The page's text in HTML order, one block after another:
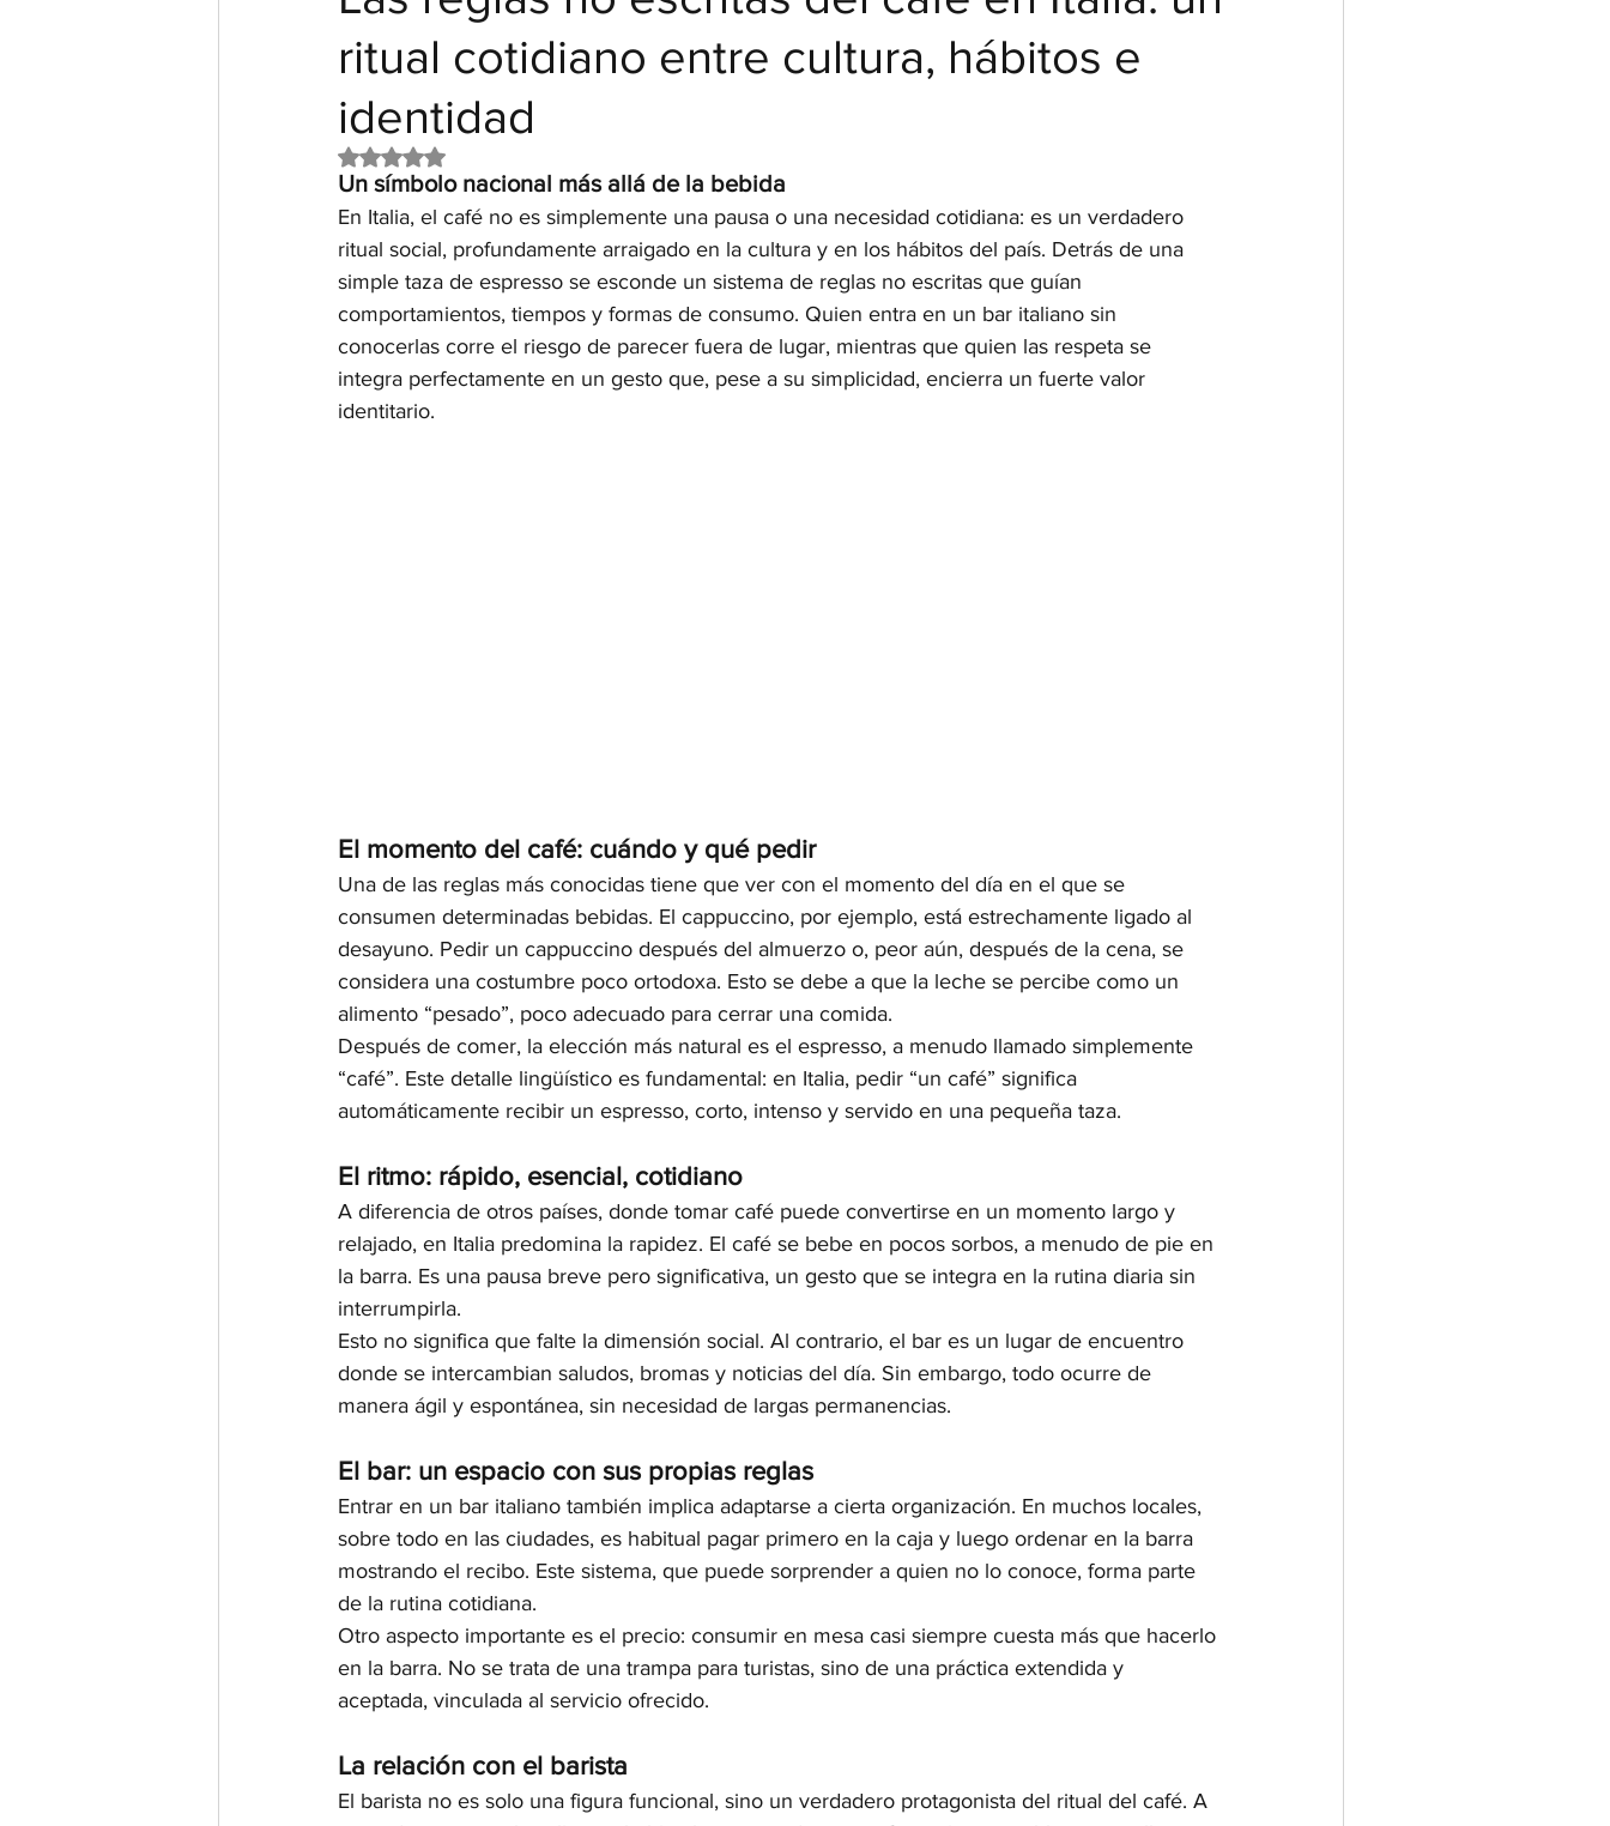
ritual cotidiano entre cultura, hábitos e
identidad
Obtuvo NaN de 5 estrellas.
Un símbolo nacional más allá de la bebida
En Italia, el café no es simplemente una pausa o una necesidad cotidiana: es un verdadero
ritual social, profundamente arraigado en la cultura y en los hábitos del país. Detrás de una
simple taza de espresso se esconde un sistema de reglas no escritas que guían
comportamientos, tiempos y formas de consumo. Quien entra en un bar italiano sin
conocerlas corre el riesgo de parecer fuera de lugar, mientras que quien las respeta se
integra perfectamente en un gesto que, pese a su simplicidad, encierra un fuerte valor
identitario.
El momento del café: cuándo y qué pedir
Una de las reglas más conocidas tiene que ver con el momento del día en el que se
consumen determinadas bebidas. El cappuccino, por ejemplo, está estrechamente ligado al
desayuno. Pedir un cappuccino después del almuerzo o, peor aún, después de la cena, se
considera una costumbre poco ortodoxa. Esto se debe a que la leche se percibe como un
alimento “pesado”, poco adecuado para cerrar una comida.
Después de comer, la elección más natural es el espresso, a menudo llamado simplemente
“café”. Este detalle lingüístico es fundamental: en Italia, pedir “un café” significa
automáticamente recibir un espresso, corto, intenso y servido en una pequeña taza.
El ritmo: rápido, esencial, cotidiano
A diferencia de otros países, donde tomar café puede convertirse en un momento largo y
relajado, en Italia predomina la rapidez. El café se bebe en pocos sorbos, a menudo de pie en
la barra. Es una pausa breve pero significativa, un gesto que se integra en la rutina diaria sin
interrumpirla.
Esto no significa que falte la dimensión social. Al contrario, el bar es un lugar de encuentro
donde se intercambian saludos, bromas y noticias del día. Sin embargo, todo ocurre de
manera ágil y espontánea, sin necesidad de largas permanencias.
El bar: un espacio con sus propias reglas
Entrar en un bar italiano también implica adaptarse a cierta organización. En muchos locales,
sobre todo en las ciudades, es habitual pagar primero en la caja y luego ordenar en la barra
mostrando el recibo. Este sistema, que puede sorprender a quien no lo conoce, forma parte
de la rutina cotidiana.
Otro aspecto importante es el precio: consumir en mesa casi siempre cuesta más que hacerlo
en la barra. No se trata de una trampa para turistas, sino de una práctica extendida y
aceptada, vinculada al servicio ofrecido.
La relación con el barista
El barista no es solo una figura funcional, sino un verdadero protagonista del ritual del café. A